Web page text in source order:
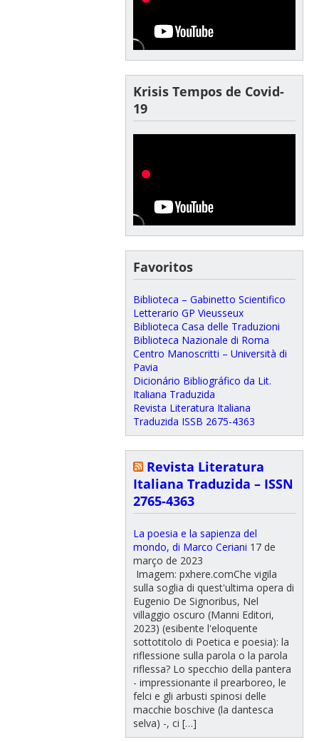
Krisis Tempos de Covid-
19
Favoritos
Biblioteca – Gabinetto Scientifico
Letterario GP Vieusseux
Biblioteca Casa delle Traduzioni
Biblioteca Nazionale di Roma
Centro Manoscritti – Università di
Pavia
Dicionário Bibliográfico da Lit.
Italiana Traduzida
Revista Literatura Italiana
Traduzida ISSB 2675-4363
Revista Literatura
Italiana Traduzida – ISSN
2765-4363
La poesia e la sapienza del
mondo, di Marco Ceriani 17 de
março de 2023
Imagem: pxhere.comChe vigila
sulla soglia di quest'ultima opera di
Eugenio De Signoribus, Nel
villaggio oscuro (Manni Editori,
2023) (esibente l'eloquente
sottotitolo di Poetica e poesia): la
riflessione sulla parola o la parola
riflessa? Lo specchio della pantera
- impressionante il prearboreo, le
felci e gli arbusti spinosi delle
macchie boschive (la dantesca
selva) -, ci […]